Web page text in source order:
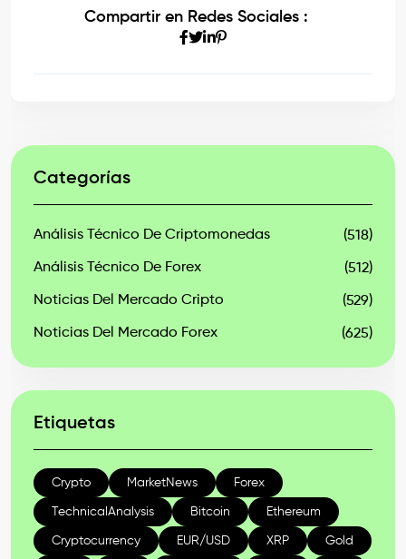
Compartir en Redes Sociales :
Categorías
Análisis Técnico De Criptomonedas (518)
Análisis Técnico De Forex (512)
Noticias Del Mercado Cripto (529)
Noticias Del Mercado Forex (625)
Etiquetas
Crypto MarketNews Forex
TechnicalAnalysis Bitcoin Ethereum
Cryptocurrency EUR/USD XRP Gold